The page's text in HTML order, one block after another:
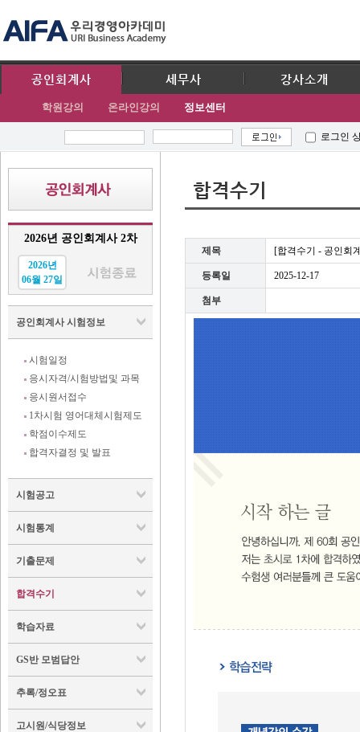
공인회계사
학원강의 온라인강의 정보센터
세무사 강사소개
로그인
2026년 공인회계사 2차
2026년
06월 27일
공인회계사 시험정보
시험일정
응시자격/시험방법및 과목
응시원서접수
1차시험 영어대체시험제도
학점이수제도
합격자결정 및 발표
시험공고
시험통계
기출문제
합격수기
학습자료
GS반 모범답안
추록/정오표
고시원/식당정보
합격수기
제목 [합격수기 - 공인회
등록일 2025-12-17
첨부